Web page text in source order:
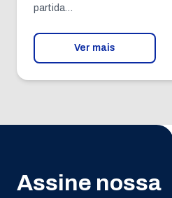
partida…
Ver mais
Assine nossa